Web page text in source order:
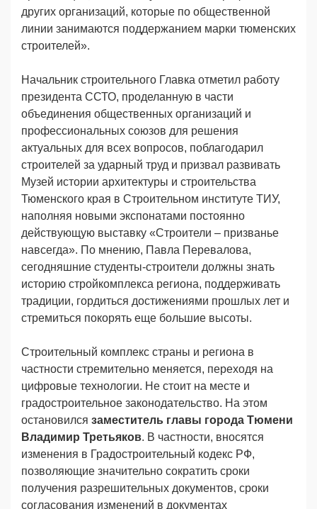
других организаций, которые по общественной
линии занимаются поддержанием марки тюменских
строителей».
Начальник строительного Главка отметил работу
президента ССТО, проделанную в части
объединения общественных организаций и
профессиональных союзов для решения
актуальных для всех вопросов, поблагодарил
строителей за ударный труд и призвал развивать
Музей истории архитектуры и строительства
Тюменского края в Строительном институте ТИУ,
наполняя новыми экспонатами постоянно
действующую выставку «Строители – призванье
навсегда». По мнению, Павла Перевалова,
сегодняшние студенты-строители должны знать
историю стройкомплекса региона, поддерживать
традиции, гордиться достижениями прошлых лет и
стремиться покорять еще большие высоты.
Строительный комплекс страны и региона в
частности стремительно меняется, переходя на
цифровые технологии. Не стоит на месте и
градостроительное законодательство. На этом
остановился заместитель главы города Тюмени
Владимир Третьяков. В частности, вносятся
изменения в Градостроительный кодекс РФ,
позволяющие значительно сократить сроки
получения разрешительных документов, сроки
согласования изменений в документах